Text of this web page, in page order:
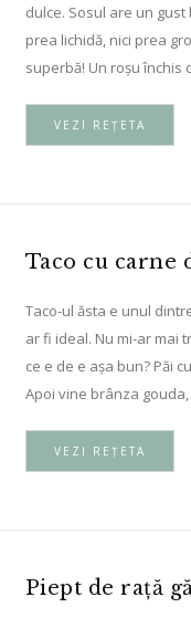
dulce. Sosul are un
prea lichidă, nici prea
superbă! Un roșu închis
VEZI REȚETA
Taco cu carne
Taco-ul ăsta e unul
ar fi ideal. Nu mi-ar mai
ce e de e așa bun? Păi
Apoi vine brânza
VEZI REȚETA
Piept de rață